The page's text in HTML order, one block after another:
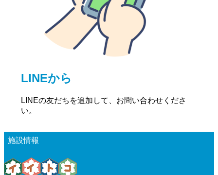
LINEから
LINEの友だちを追加して、お問い合わせくださ
い。
施設情報